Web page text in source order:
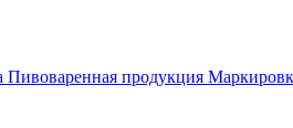
Пивоваренная продукция